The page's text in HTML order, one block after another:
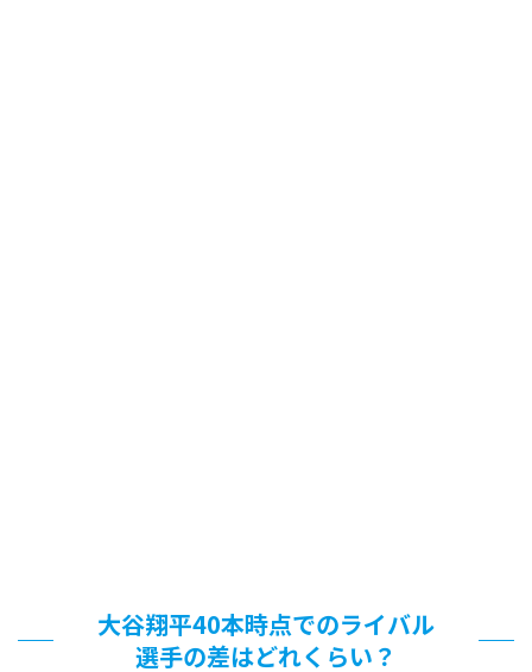
大谷翔平40本時点でのライバル
選手の差はどれくらい？